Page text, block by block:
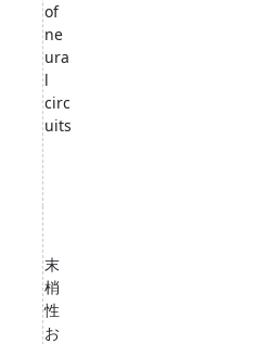
of
ne
ura
l
circ
uits
末
梢
性
お